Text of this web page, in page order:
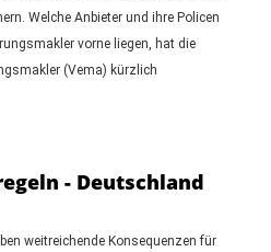
Welche Anbieter und ihre Policen
vorne liegen, hat die
(Vema) kürzlich
- Deutschland
weitreichende Konsequenzen für